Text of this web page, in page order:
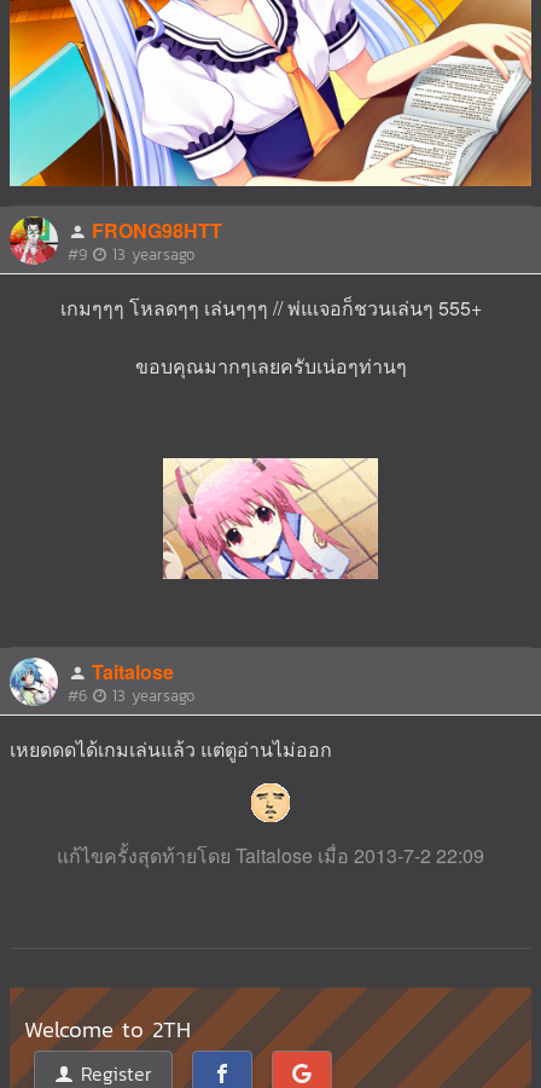
FRONG98HTT
#9 13 yearsago
เกมๆๆๆ โหลดๆๆ เล่นๆๆๆ // พ่แเจอก็ชวนเล่นๆ 555+
ขอบคุณมากๆเลยครับเน่อๆท่านๆ
Taitalose
#6 13 yearsago
เหยดดดได้เกมเล่นแล้ว แต่ตูอ่านไม่ออก
แก้ไขครั้งสุดท้ายโดย Taitalose เมื่อ 2013-7-2 22:09
Welcome to 2TH
Register